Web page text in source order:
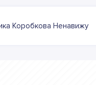
Коробкова Ненавижу